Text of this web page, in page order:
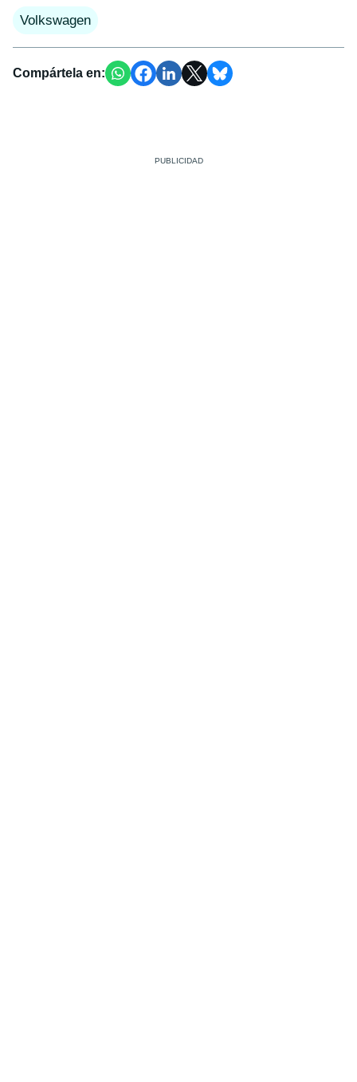
Volkswagen
Compártela en: